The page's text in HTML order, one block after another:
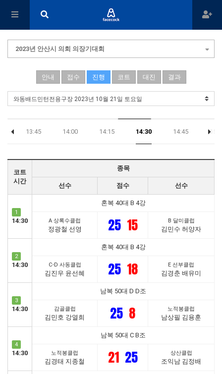
2023년 안산시 의회 의장기대회
안내 접수 진행 코트 대진 결과
13:45 14:00 14:15 14:30 14:45
코트
시간
종목
선수 점수 선수
1
14:30
혼복 40대 B 4강
A 상록수클럽
정광철 선영 25 15 B 달미클럽
김민수 허양자
2
14:30
혼복 40대 B 4강
C-D 사동클럽
김진우 윤선혜 25 18 E 선부클럽
김경춘 배유미
3
14:30
남복 50대 D D조
감골클럽
김민호 강열희 25 8 노적봉클럽
남상필 김용훈
4
14:30
남복 50대 C B조
노적봉클럽
김경태 지종철 21 25 상산클럽
조익남 김정배